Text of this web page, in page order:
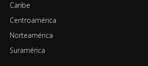
Caribe
Centroamérica
Norteamérica
Suramérica